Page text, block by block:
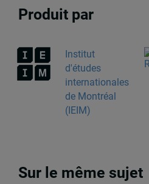
Produit par
Institut
d'études
internationales
de Montréal
(IEIM)
Sur le même sujet